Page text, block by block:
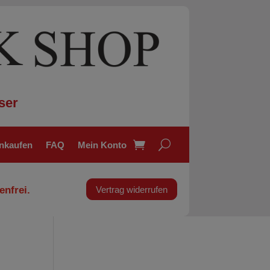
FAQ Mein Konto
Vertrag widerrufen